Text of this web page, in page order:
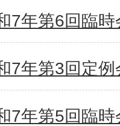
7年第6回臨
7年第3回定
7年第5回臨